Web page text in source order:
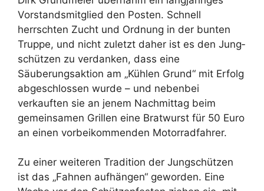
Vorstandsmitglied den Posten. Schnell
herrschten Zucht und Ordnung in der bunten
Truppe, und nicht zuletzt daher ist es den Jung­
schützen zu verdanken, dass eine
Säuberungsaktion am „Kühlen Grund“ mit Erfolg
abgeschlossen wurde – und nebenbei
verkauften sie an jenem Nachmittag beim
gemeinsamen Grillen eine Bratwurst für 50 Euro
an einen vorbeikommenden Motorradfahrer.
Zu einer weiteren Tradition der Jungschützen
ist das „Fahnen aufhängen“ geworden. Eine